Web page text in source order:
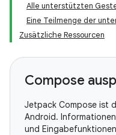
Alle unterstützten
Eine Teilmenge der
Zusätzliche Ressourcen
Compose
Jetpack Compose ist
Android.
und